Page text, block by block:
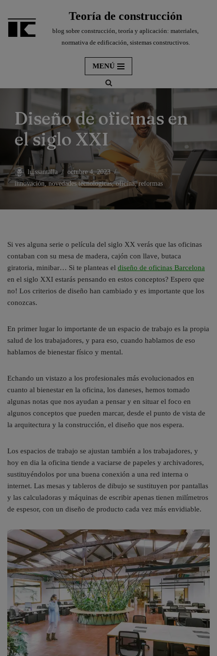
al
Teoría de construcción
blog sobre construcción, teoría y aplicación: materiales,
normativa de edificación, sistemas constructivos.
MENÚ
Diseño de oficinas en
el siglo XXI
luissantalla
octubre 4, 2023
innovación,novedades tecnologicas,oficina,reformas
Si ves alguna serie o película del siglo XX verás que las oficinas
contaban con su mesa de madera, cajón con llave, butaca
giratoria, minibar… Si te planteas el diseño de oficinas Barcelona
en el siglo XXI estarás pensando en estos conceptos? Espero que
no! Los criterios de diseño han cambiado y es importante que los
conozcas.
En primer lugar lo importante de un espacio de trabajo es la propia
salud de los trabajadores, y para eso, cuando hablamos de eso
hablamos de bienestar físico y mental.
Echando un vistazo a los profesionales más evolucionados en
cuanto al bienestar en la oficina, los daneses, hemos tomado
algunas notas que nos ayudan a pensar y en situar el foco en
algunos conceptos que pueden marcar, desde el punto de vista de
la arquitectura y la construcción, el diseño que nos espera.
Los espacios de trabajo se ajustan también a los trabajadores, y
hoy en dia la oficina tiende a vaciarse de papeles y archivadores,
sustituyéndolos por una buena conexión a una red interna o
internet. Las mesas y tableros de dibujo se sustituyen por pantallas
y las calculadoras y máquinas de escribir apenas tienen milímetros
de espesor, con un diseño de producto cada vez más envidiable.